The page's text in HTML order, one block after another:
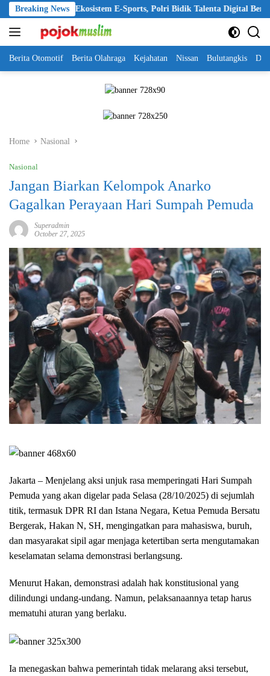
Skip
to
content
Breaking News
Ekosistem E-Sports, Polri Bidik Talenta Digital Berdaya Saing
Berita Otomotif Berita Olahraga Kejahatan Nissan Bulutangkis
Home Nasional
Nasional
Jangan Biarkan Kelompok Anarko
Gagalkan Perayaan Hari Sumpah Pemuda
Superadmin
October 27, 2025
Jakarta – Menjelang aksi unjuk rasa memperingati Hari Sumpah
Pemuda yang akan digelar pada Selasa (28/10/2025) di sejumlah
titik, termasuk DPR RI dan Istana Negara, Ketua Pemuda Bersatu
Bergerak, Hakan N, SH, mengingatkan para mahasiswa, buruh,
dan masyarakat sipil agar menjaga ketertiban serta mengutamakan
keselamatan selama demonstrasi berlangsung.
Menurut Hakan, demonstrasi adalah hak konstitusional yang
dilindungi undang-undang. Namun, pelaksanaannya tetap harus
mematuhi aturan yang berlaku.
Ia menegaskan bahwa pemerintah tidak melarang aksi tersebut,